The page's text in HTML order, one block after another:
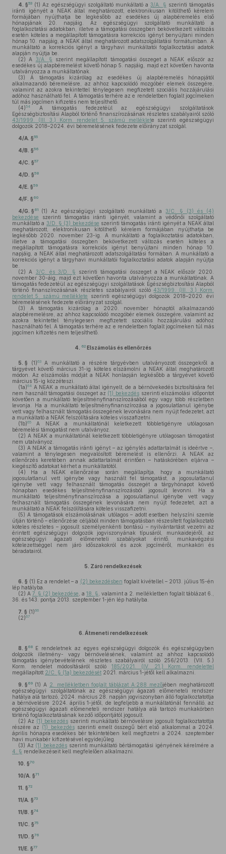
4. §53 (1) Az egészségügyi szolgáltató munkáltató a3/A. § szerinti támogatás
iránti igényét a NEAK által meghatározott, elektronikusan kitölthető kérelem
formájában nyújthatja be legkésőbb az esedékes új alapbéremelés első
hónapjának 20. napjáig. Az egészségügyi szolgáltató munkáltató a
foglalkoztatási adatokban, illetve a támogatási összegben bekövetkezett változás
esetén köteles a megállapított támogatásra korrekciós igényt benyújtani minden
hónap 10. napjáig, a NEAK által meghatározott adatszolgáltatási formátumban. A
munkáltató a korrekciós igényt a tárgyhavi munkáltatói foglalkoztatási adatok
alapján nyújtja be.
(2) A 3/A. § szerint megállapított támogatási összeget a NEAK először az
esedékes új alapbéremelést követő hónap 5. napjáig, majd ezt követően havonta
utalványozza a munkáltatónak.
(3) A támogatás kizárólag az esedékes új alapbéremelés hónapjától
alkalmazandó béremelésre, az ahhoz kapcsolódó mozgóbér elemek összegére,
valamint az azokra tekintettel ténylegesen megfizetett szociális hozzájárulási
adóhoz használható fel. A támogatás terhére az e rendeletben foglalt jogcímeken
túl más jogcímen kifizetés nem teljesíthető.
(4)54
A támogatás fedezetéül az egészségügyi szolgáltatások
Egészségbiztosítási Alapból történő finanszírozásának részletes szabályairól szóló
43/1999. (III. 3.) Korm. rendelet 5. számú melléklete szerinti egészségügyi
dolgozók 2018–2024. évi béremelésének fedezete előirányzat szolgál.
4/A. §55
4/B. §56
4/C. §57
4/D. §58
4/E. §59
4/F. § 60
4/G. § 61 (1) Az egészségügyi szolgáltató munkáltató a3/C. § (3) és (4)
bekezdése szerinti támogatás iránti igényét, valamint a védőnői szolgáltató
munkáltató a 3/D. § (3) bekezdése szerinti támogatás iránti igényét a NEAK által
meghatározott, elektronikusan kitölthető kérelem formájában nyújthatja be
legkésőbb 2020. november 23-ig. A munkáltató a foglalkoztatási adatokban,
illetve a támogatási összegben bekövetkezett változás esetén köteles a
megállapított támogatásra korrekciós igényt benyújtani minden hónap 10.
napjáig, a NEAK által meghatározott adatszolgáltatási formában. A munkáltató a
korrekciós igényt a tárgyhavi munkáltatói foglalkoztatási adatok alapján nyújtja
be.
(2) A 3/C. és 3/D. § szerinti támogatási összeget a NEAK először 2020.
november 30-áig, majd ezt követően havonta utalványozza a munkáltatónak. A
támogatás fedezetéül az egészségügyi szolgáltatások Egészségbiztosítási Alapból
történő finanszírozásának részletes szabályairól szóló43/1999. (III. 3.) Korm.
rendelet 5. számú melléklete szerinti egészségügyi dolgozók 2018–2020. évi
béremelésének fedezete előirányzat szolgál.
(3) A támogatás kizárólag a 2020. november hónaptól alkalmazandó
alapbéremelésre, az ahhoz kapcsolódó mozgóbér elemek összegére, valamint az
azokra tekintettel ténylegesen megfizetett szociális hozzájárulási adóhoz
használható fel. A támogatás terhére az e rendeletben foglalt jogcímeken túl más
jogcímen kifizetés nem teljesíthető.
4. 62 Elszámolás és ellenőrzés
5. § (1)63A munkáltató a részére tárgyévben utalványozott összegekről a
tárgyévet követő március 31-ig köteles elszámolni a NEAK által meghatározott
módon. Az elszámolás módját a NEAK honlapján legkésőbb a tárgyévet követő
március 15-ig közzéteszi.
(1a)64 A NEAK a munkáltató által igényelt, de a bérnövekedés biztosítására fel
nem használt támogatási összeget az (1) bekezdés szerinti elszámolási időpontot
követően a munkáltató teljesítményfinanszírozásából egy vagy több részletben
levonja. Ha a munkáltató teljesítményfinanszírozása a jogosulatlanul igénybe
vett vagy felhasznált támogatás összegének levonására nem nyújt fedezetet, azt
a munkáltató a NEAK felszólítására köteles visszafizetni.
(1b)65
A NEAK a munkáltatónál keletkezett többletigényre utólagosan
béremelési támogatást nem utalványoz.
(2) A NEAK a munkáltatónál keletkezett többletigényre utólagosan támogatást
nem utalványoz.
(3) A NEAK a támogatás iránti igényt – az igénylés adattartalmát is ideértve –,
valamint a ténylegesen megvalósított béremelést is ellenőrzi. A NEAK az
ellenőrzés keretében annak adattartalmát érintően – hatáskörében eljárva –
kiegészítő adatokat kérhet a munkáltatótól.
(4) Ha a NEAK ellenőrzése során megállapítja, hogy a munkáltató
jogosulatlanul vett igénybe vagy használt fel támogatást, a jogosulatlanul
igénybe vett vagy felhasznált támogatás összegét a tárgyhónapot követő
hónapban esedékes teljesítményfinanszírozásból jogosult levonni. Ha a
munkáltató teljesítményfinanszírozása a jogosulatlanul igénybe vett vagy
felhasznált támogatás összegének levonására nem nyújt fedezetet, azt a
munkáltató a NEAK felszólítására köteles visszafizetni.
(5) A támogatások elszámolásának utólagos – adott esetben helyszíni szemle
útján történő – ellenőrzése céljából minden támogatásban részesített foglalkoztató
köteles részletes – jogosult személyenkénti bontású – nyilvántartást vezetni az
érintett egészségügyi dolgozók jogviszonyának típusáról, munkaidejéről, az
egészségügyi ágazati előmeneteli szabályokat érintő, munkavégzési
kötelezettséggel nem járó időszakokról és azok jogcíméről, munkaköri és
béradatairól.
5. Záró rendelkezések
6. § (1) Ez a rendelet – a (2) bekezdésben foglalt kivétellel – 2013. július 15-én
lép hatályba.
(2) A 7. § (2) bekezdése , a 18. § , valamint a 2. mellékletben foglalt táblázat 6.,
36. és 143. pontja 2013. szeptember 1-jén lép hatályba.
7. § (1)66
(2)67
6. Átmeneti rendelkezések
8. § 68
E rendeletnek az egyes egészségügyi dolgozók és egészségügyben
dolgozók illetmény- vagy bérnövelésének, valamint az ahhoz kapcsolódó
támogatás igénybevételének részletes szabályairól szóló 256/2013. (VII. 5.)
Korm. rendelet módosításáról szóló 185/2021. (IV. 21.) Korm. rendelettel
megállapított 2/C. § (1a) bekezdését 2021. március 1-jétől kell alkalmazni.
9. § 69 (1) A 2. mellékletben foglalt táblázat A:288 mezőjében meghatározott
egészségügyi szolgáltatónak az egészségügyi ágazati előmeneteli rendszer
hatálya alá tartozó, 2024. március 28. napján jogviszonyban álló foglalkoztatottja
a bérnövelésre 2024. április 1-jétől, de legfeljebb a munkáltatónál fennálló, az
egészségügyi ágazati előmeneteli rendszer hatálya alá tartozó munkakörben
történő foglalkoztatásának kezdő időpontjától jogosult.
(2) Az (1) bekezdés szerinti munkáltató bérnövelésre jogosult foglalkoztatottja
részére az (1) bekezdésszerinti emelt összegű bért első alkalommal a 2024.
április hónapra esedékes bér tekintetében kell megfizetni a 2024. szeptember
havi munkabér kifizetésével egyidejűleg.
(3) Az (1) bekezdés szerinti munkáltató bértámogatási igényének kérelmére a
4. § rendelkezéseit kell megfelelően alkalmazni.
10. §70
10/A. §71
11. §72
11/A. §73
11/B. §74
11/C. §75
11/D. §76
11/E. §77